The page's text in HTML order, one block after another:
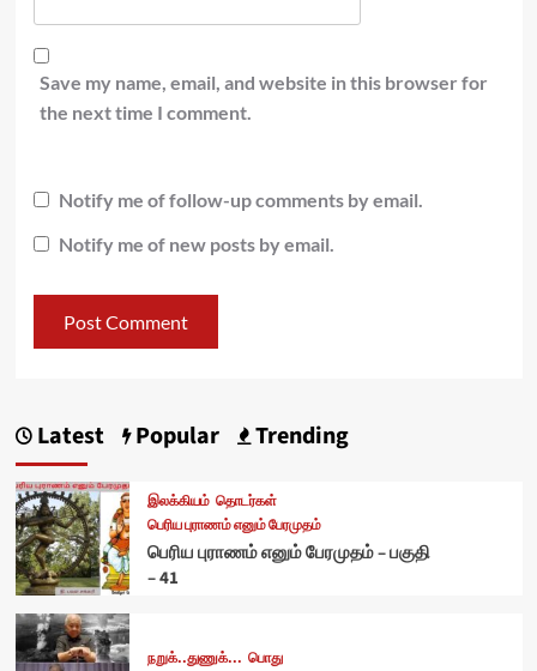
Save my name, email, and website in this browser for
the next time I comment.
Notify me of follow-up comments by email.
Notify me of new posts by email.
Latest Popular Trending
இலக்கியம் தொடர்கள்
பெரிய புராணம் எனும் பேரமுதம்
பெரிய புராணம் எனும் பேரமுதம் – பகுதி
– 41
நறுக்..துணுக்... பொது